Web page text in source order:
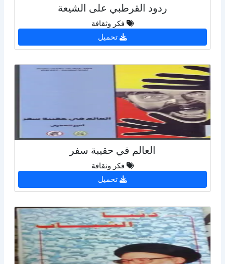
ردود القرطبي على الشيعة
فكر وثقافة
تحميل
العالم في حقيبة سفر
فكر وثقافة
تحميل